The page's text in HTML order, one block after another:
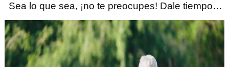
Sea lo que sea, ¡no te preocupes! Dale tiempo…